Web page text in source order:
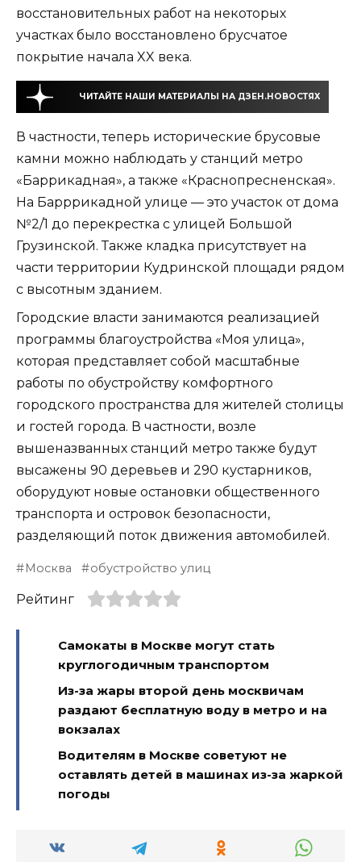
восстановительных работ на некоторых
участках было восстановлено брусчатое
покрытие начала XX века.
ЧИТАЙТЕ НАШИ МАТЕРИАЛЫ НА ДЗЕН.НОВОСТЯХ
В частности, теперь исторические брусовые
камни можно наблюдать у станций метро
«Баррикадная», а также «Краснопресненская».
На Барррикадной улице — это участок от дома
№2/1 до перекрестка с улицей Большой
Грузинской. Также кладка присутствует на
части территории Кудринской площади рядом
с высотным зданием.
Городские власти занимаются реализацией
программы благоустройства «Моя улица»,
которая представляет собой масштабные
работы по обустройству комфортного
городского пространства для жителей столицы
и гостей города. В частности, возле
вышеназванных станций метро также будут
высажены 90 деревьев и 290 кустарников,
оборудуют новые остановки общественного
транспорта и островок безопасности,
разделяющий поток движения автомобилей.
Москва обустройство улиц
Рейтинг
Самокаты в Москве могут стать
круглогодичным транспортом
Из-за жары второй день москвичам
раздают бесплатную воду в метро и на
вокзалах
Водителям в Москве советуют не
оставлять детей в машинах из-за жаркой
погоды